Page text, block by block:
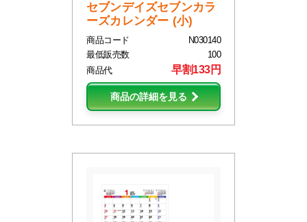
セブンデイズセブンカラ
ーズカレンダー (小)
商品コード
N030140
最低販売数
100
商品代
早割133円
商品の詳細を見る